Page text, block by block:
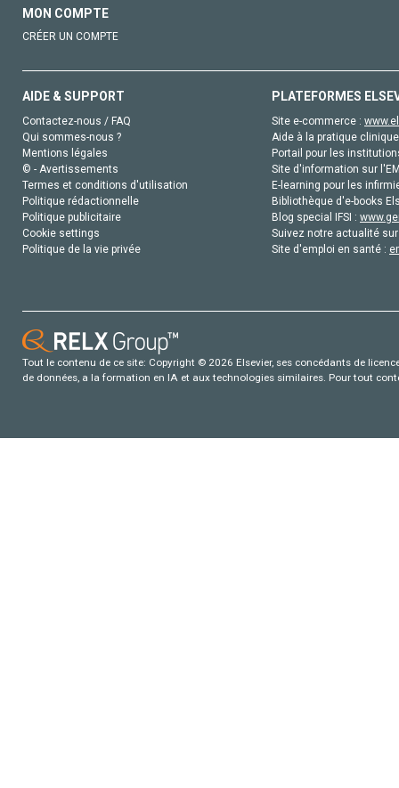
MON COMPTE
CRÉER UN COMPTE
AIDE & SUPPORT
Contactez-nous / FAQ
Qui sommes-nous ?
Mentions légales
© - Avertissements
Termes et conditions d'utilisation
Politique rédactionnelle
Politique publicitaire
Cookie settings
Politique de la vie privée
PLATEFORMES
Site e-commerce :
Aide à la pratique
Portail pour les
Site d'information sur
E-learning pour les
Bibliothèque d'e-books
Blog special IFSI :
Suivez notre actualité
Site d'emploi en santé :
Tout le contenu de ce site: Copyright © 2026 Elsevier, ses concédants de
de données, a la formation en IA et aux technologies similaires. Pour tout